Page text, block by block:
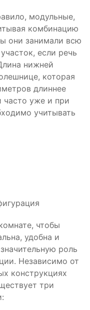
модульные,
комбинацию
они занимали всю
если речь
нижней
которая
длиннее
часто уже и при
учитывать
чтобы
удобна и
роль
Независимо от
конструкциях
три